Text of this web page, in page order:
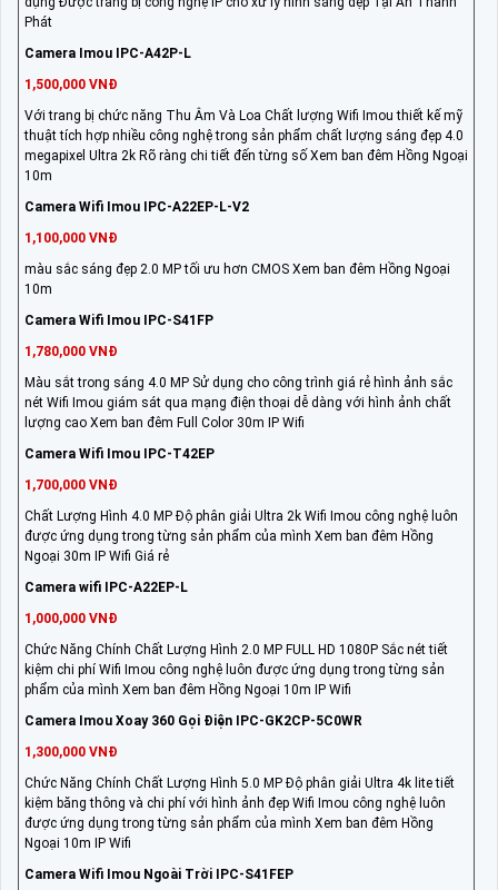
Phát
Camera Imou IPC-A42P-L
1,500,000 VNĐ
Với trang bị chức năng Thu Âm Và Loa Chất lượng Wifi Imou thiết kế mỹ
thuật tích hợp nhiều công nghệ trong sản phẩm chất lượng sáng đẹp 4.0
megapixel Ultra 2k Rõ ràng chi tiết đến từng số Xem ban đêm Hồng Ngoại
10m
Camera Wifi Imou IPC-A22EP-L-V2
1,100,000 VNĐ
màu sắc sáng đẹp 2.0 MP tối ưu hơn CMOS Xem ban đêm Hồng Ngoại
10m
Camera Wifi Imou IPC-S41FP
1,780,000 VNĐ
Màu sắt trong sáng 4.0 MP Sử dụng cho công trình giá rẻ hình ảnh sắc
nét Wifi Imou giám sát qua mạng điện thoại dễ dàng với hình ảnh chất
lượng cao Xem ban đêm Full Color 30m IP Wifi
Camera Wifi Imou IPC-T42EP
1,700,000 VNĐ
Chất Lượng Hình 4.0 MP Độ phân giải Ultra 2k Wifi Imou công nghệ luôn
được ứng dụng trong từng sản phẩm của mình Xem ban đêm Hồng
Ngoại 30m IP Wifi Giá rẻ
Camera wifi IPC-A22EP-L
1,000,000 VNĐ
Chức Năng Chính Chất Lượng Hình 2.0 MP FULL HD 1080P Sắc nét tiết
kiệm chi phí Wifi Imou công nghệ luôn được ứng dụng trong từng sản
phẩm của mình Xem ban đêm Hồng Ngoại 10m IP Wifi
Camera Imou Xoay 360 Gọi Điện IPC-GK2CP-5C0WR
1,300,000 VNĐ
Chức Năng Chính Chất Lượng Hình 5.0 MP Độ phân giải Ultra 4k lite tiết
kiệm băng thông và chi phí với hình ảnh đẹp Wifi Imou công nghệ luôn
được ứng dụng trong từng sản phẩm của mình Xem ban đêm Hồng
Ngoại 10m IP Wifi
Camera Wifi Imou Ngoài Trời IPC-S41FEP